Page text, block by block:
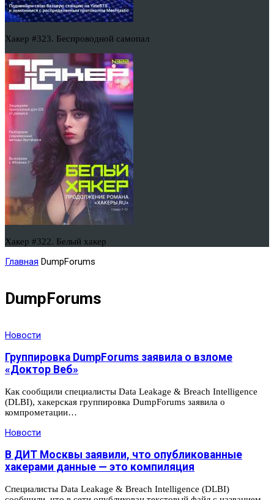
Хакер #323. Беспроводной самопал
Хакер #322. Белый хакер
Главная DumpForums
DumpForums
Новости
Группировка DumpForums заявила о взломе
«Доктор Веб»
Как сообщили специалисты Data Leakage & Breach Intelligence
(DLBI), хакерская группировка DumpForums заявила о
компрометации…
Новости
В ДИТ Москвы заявили, что опубликованные
хакерами данные — это компиляция
Специалисты Data Leakage & Breach Intelligence (DLBI)